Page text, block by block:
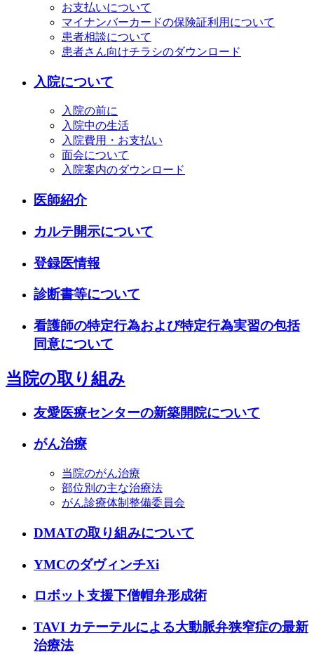
お支払いについて
マイナンバーカードの保険証利用について
患者相談について
患者さん向けチラシのダウンロード
入院について
入院の前に
入院中の生活
入院費用・お支払い
面会について
入院案内のダウンロード
医師紹介
カルテ開示について
登録医情報
診断書等について
看護師の特定行為および特定行為実習の包括
同意について
当院の取り組み
友愛医療センターの新築開院について
がん治療
当院のがん治療
部位別の主な治療法
がん診療体制整備委員会
DMATの取り組みについて
YMCのダヴィンチXi
ロボット支援下僧帽弁形成術
TAVI カテーテルによる大動脈弁狭窄症の最新
治療法